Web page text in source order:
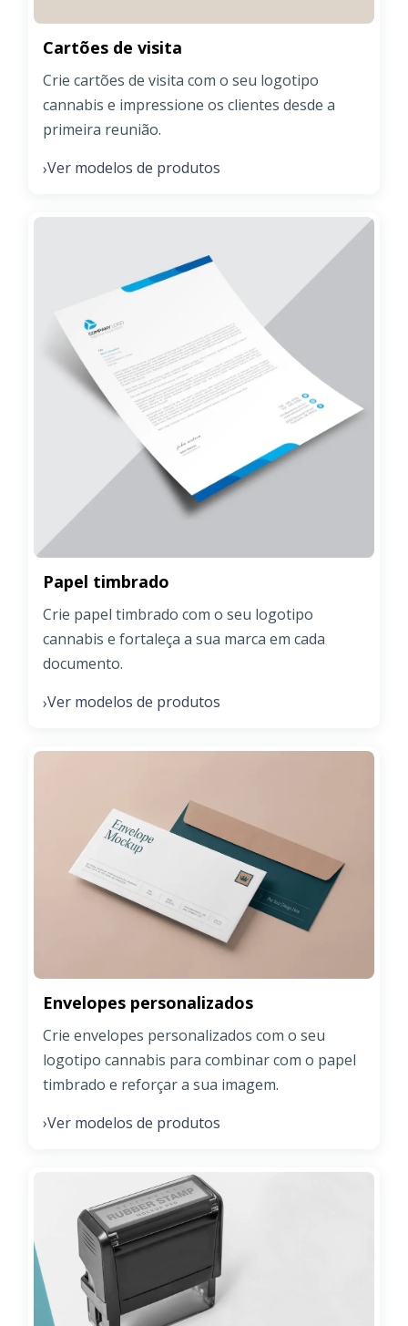
Cartões de visita
Crie cartões de visita com o seu logotipo
cannabis e impressione os clientes desde a
primeira reunião.
›Ver modelos de produtos
Papel timbrado
Crie papel timbrado com o seu logotipo
cannabis e fortaleça a sua marca em cada
documento.
›Ver modelos de produtos
Envelopes personalizados
Crie envelopes personalizados com o seu
logotipo cannabis para combinar com o papel
timbrado e reforçar a sua imagem.
›Ver modelos de produtos